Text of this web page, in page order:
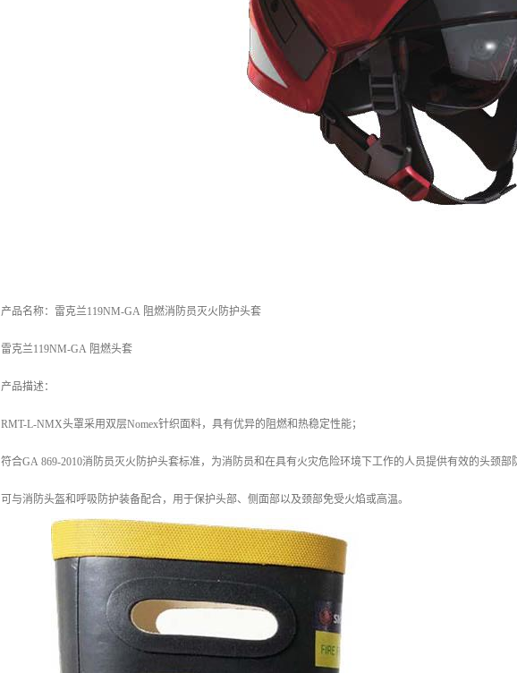
产品名称：雷克兰119NM-GA 阻燃消防员灭火防护头套
雷克兰119NM-GA 阻燃头套
产品描述：
RMT-L-NMX头罩采用双层Nomex针织面料，具有优异的阻燃和热稳定性能；
符合GA 869-2010消防员灭火防护头套标准，为消防员和在具有火灾危险环境下工作的人员提供有效的头颈部
可与消防头盔和呼吸防护装备配合，用于保护头部、侧面部以及颈部免受火焰或高温。